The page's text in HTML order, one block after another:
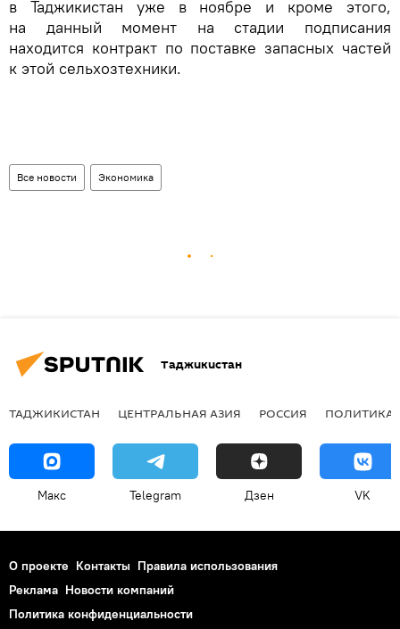
в Таджикистан уже в ноябре и кроме этого,
на данный момент на стадии подписания
находится контракт по поставке запасных частей
к этой сельхозтехники.
Все новости Экономика
Таджикистан
ТАДЖИКИСТАН ЦЕНТРАЛЬНАЯ АЗИЯ РОССИЯ ПОЛИТИКА
Макс Telegram Дзен VK
О проекте Контакты Правила использования
Реклама Новости компаний
Политика конфиденциальности